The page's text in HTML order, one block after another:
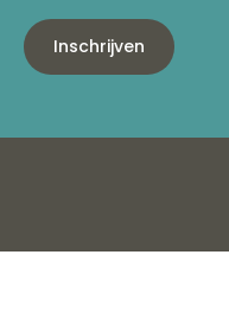
Inschrijven